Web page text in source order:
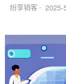
纷享销客 · 2025-